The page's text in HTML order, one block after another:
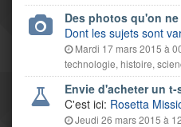
Des photos qu'on
Dont les sujets sont
Mardi 17 mars 2015 à
technologie, histoire,
Envie d'acheter un
C'est ici: Rosetta
Jeudi 26 mars 2015 à